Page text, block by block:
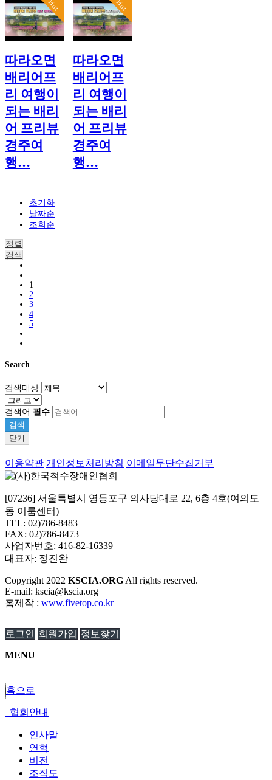
Hot
따라오면
배리어프
리 여행이
되는 배리
어 프리뷰
경주여
행…
Hot
따라오면
배리어프
리 여행이
되는 배리
어 프리뷰
경주여
행…
초기화
날짜순
조회순
정렬
검색
1
2
3
4
5
Search
검색대상
검색어 필수
검색
닫기
이용약관 개인정보처리방침 이메일무단수집거부
[07236] 서울특별시 영등포구 의사당대로 22, 6층 4호(여의도
동 이룸센터)
TEL: 02)786-8483
FAX: 02)786-8473
사업자번호: 416-82-16339
대표자: 정진완
Copyright 2022 KSCIA.ORG All rights reserved.
E-mail: kscia@kscia.org
홈제작 : www.fivetop.co.kr
로그인 회원가입 정보찾기
MENU
홈으로
협회안내
인사말
연혁
비전
조직도